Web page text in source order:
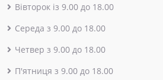
Вівторок із 9.00 до 18.00
Середа з 9.00 до 18.00
Четвер з 9.00 до 18.00
П'ятниця з 9.00 до 18.00